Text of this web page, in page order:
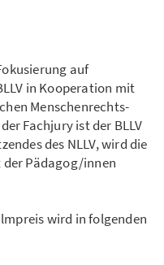
auf
in Kooperation mit
Menschenrechts-
Fachjury ist der BLLV
des NLLV, wird die
Pädagog/innen
wird in folgenden